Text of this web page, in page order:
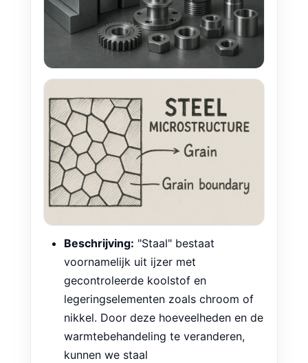
Beschrijving: "Staal" bestaat
voornamelijk uit ijzer met
gecontroleerde koolstof en
legeringselementen zoals chroom of
nikkel. Door deze hoeveelheden en de
warmtebehandeling te veranderen,
kunnen we staal